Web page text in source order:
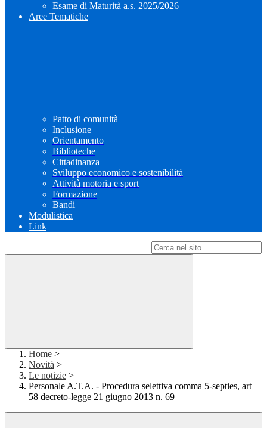
Esame di Maturità a.s. 2025/2026
Aree Tematiche
Patto di comunità
Inclusione
Orientamento
Biblioteche
Cittadinanza
Sviluppo economico e sostenibilità
Attività motoria e sport
Formazione
Bandi
Modulistica
Link
Home >
Novità >
Le notizie >
Personale A.T.A. - Procedura selettiva comma 5-septies, art
58 decreto-legge 21 giugno 2013 n. 69